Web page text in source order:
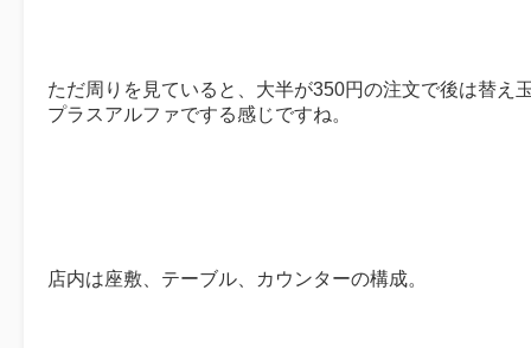
ただ周りを見ていると、大半が350円の注文で後は替え
プラスアルファでする感じですね。
店内は座敷、テーブル、カウンターの構成。